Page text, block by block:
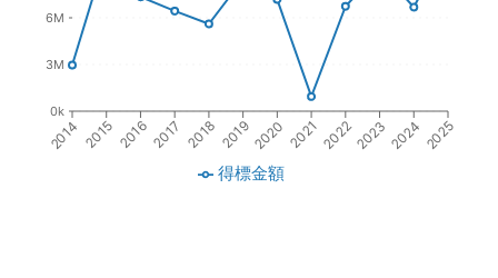
2014 2015 20162017 2018 20192020 2021202220232024 2025
0k
3M
6M
得標金額